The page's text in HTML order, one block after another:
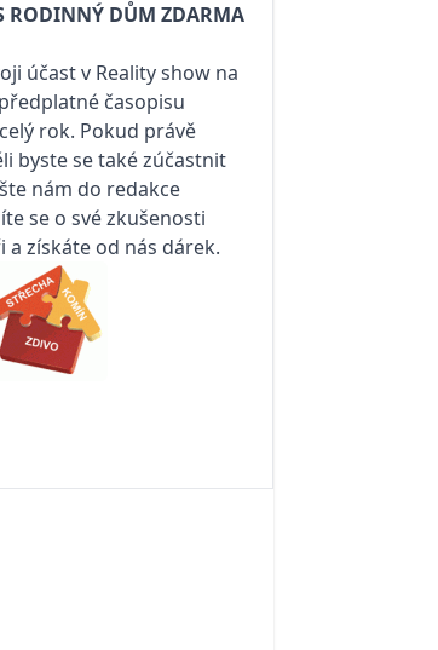
RODINNÝ DŮM ZDARMA
účast v Reality show na
předplatné časopisu
rok. Pokud právě
byste se také zúčastnit
nám do redakce
se o své zkušenosti
získáte od nás dárek.